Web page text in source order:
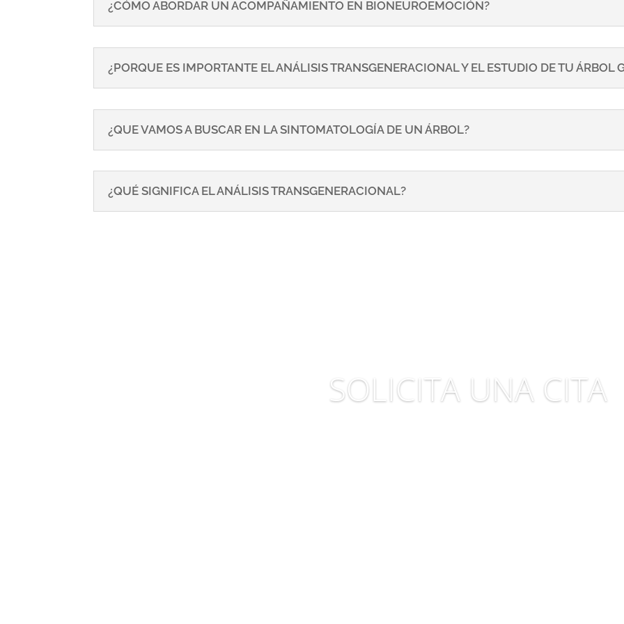
¿CÓMO ABORDAR UN ACOMPAÑAMIENTO EN BIONEUROEMOCIÓN?
¿PORQUE ES IMPORTANTE EL ANÁLISIS TRANSGENERACIONAL Y EL ESTUDIO DE TU ÁRBOL
¿QUE VAMOS A BUSCAR EN LA SINTOMATOLOGÍA DE UN ÁRBOL?
¿QUÉ SIGNIFICA EL ANÁLISIS TRANSGENERACIONAL?
SOLICITA UNA CITA